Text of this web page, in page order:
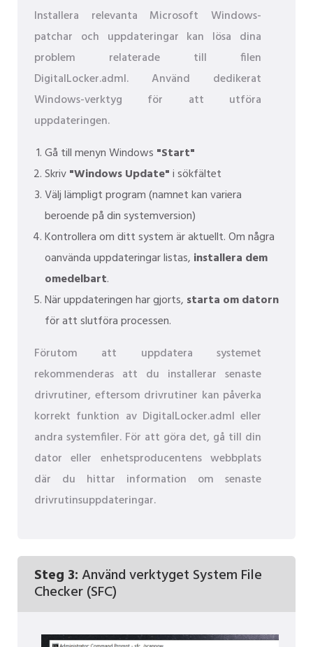
Installera relevanta Microsoft Windows-
patchar och uppdateringar kan lösa dina
problem relaterade till filen
DigitalLocker.adml. Använd dedikerat
Windows-verktyg för att utföra
uppdateringen.
Gå till menyn Windows "Start"
Skriv"Windows Update"i sökfältet
Välj lämpligt program (namnet kan variera
beroende på din systemversion)
Kontrollera om ditt system är aktuellt. Om några
oanvända uppdateringar listas, installera dem
omedelbart.
När uppdateringen har gjorts, starta om datorn
för att slutföra processen.
Förutom att uppdatera systemet
rekommenderas att du installerar senaste
drivrutiner, eftersom drivrutiner kan påverka
korrekt funktion av DigitalLocker.adml eller
andra systemfiler. För att göra det, gå till din
dator eller enhetsproducentens webbplats
där du hittar information om senaste
drivrutinsuppdateringar.
Steg 3:Använd verktyget System File
Checker (SFC)